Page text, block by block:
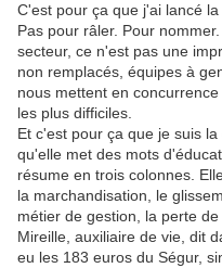
C'est pour ça que j'ai lancé
Pas pour râler. Pour
secteur, ce n'est pas une
non remplacés, équipes à
nous mettent en
les plus difficiles.
Et c'est pour ça que je suis
qu'elle met des mots
résume en trois colonnes.
la marchandisation, le
métier de gestion, la perte de
Mireille, auxiliaire de vie, dit
eu les 183 euros du Ségur,